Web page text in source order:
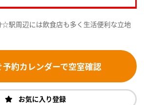
☆駅周辺には飲食店も多く生活便利な立地
予約カレンダーで空室確認
お気に入り登録